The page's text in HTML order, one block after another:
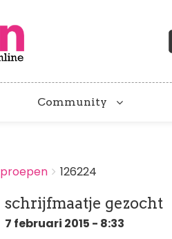
Community
126224
schrijfmaatje gezocht
7 februari 2015 - 8:33